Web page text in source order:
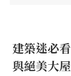
建築迷必
與絕美大